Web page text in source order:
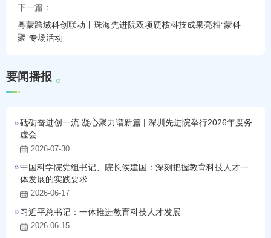
下一篇：
粤蒙跨域科创联动丨珠海先进院双项硬核科技成果亮相“蒙科
聚”专场活动
要闻播报
砥砺奋进创一流 凝心聚力谱新篇 | 深圳先进院举行2026年度务
虚会
2026-07-30
中国科学院党组书记、院长侯建国：深刻把握教育科技人才一
体发展的实践要求
2026-06-17
习近平总书记：一体推进教育科技人才发展
2026-06-15